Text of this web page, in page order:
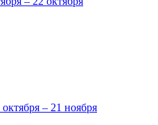
октября – 21 ноября